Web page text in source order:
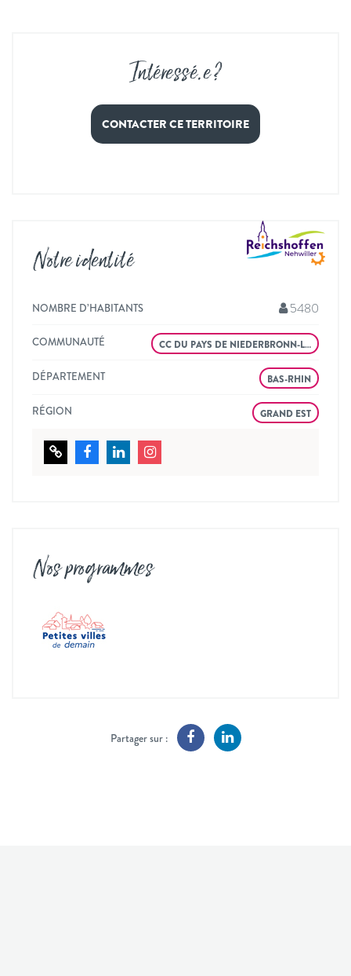
Intéressé.e ?
CONTACTER CE TERRITOIRE
Notre identité
NOMBRE D’HABITANTS 5480
COMMUNAUTÉ CC DU PAYS DE NIEDERBRONN-L…
DÉPARTEMENT BAS-RHIN
RÉGION GRAND EST
Nos programmes
Partager sur :